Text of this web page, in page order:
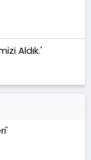
Aldık.'